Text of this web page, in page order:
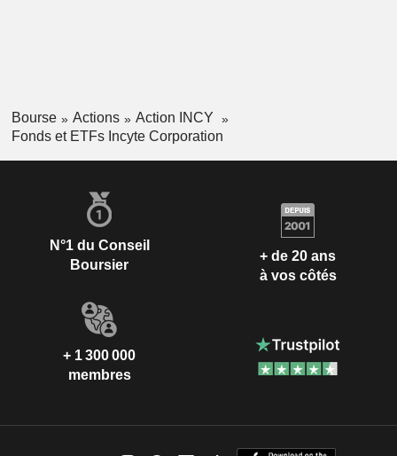
Bourse Actions
Action INCY
Fonds et ETFs Incyte Corporation
N°1 du Conseil
Boursier
+ de 20 ans
à vos côtés
+ 1 300 000
membres